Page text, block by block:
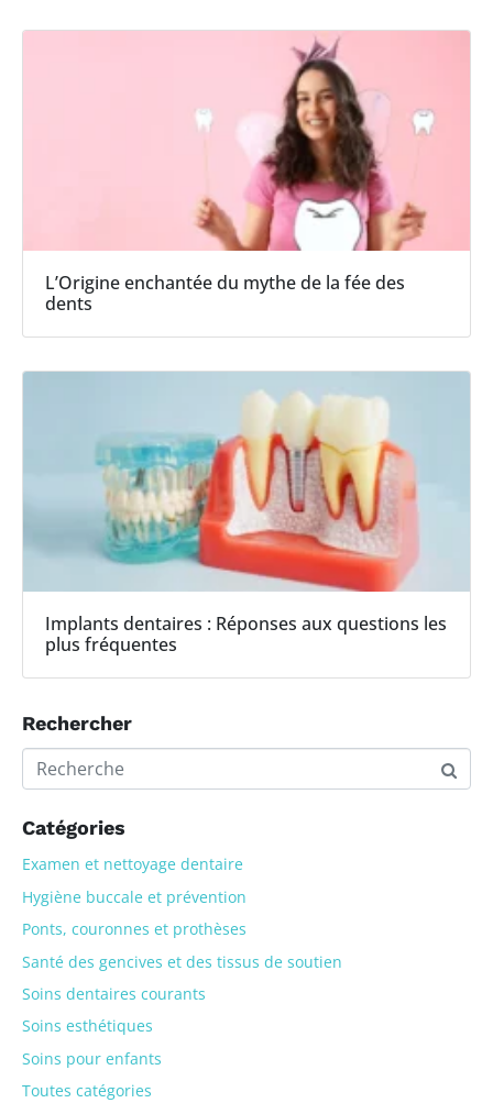
L’Origine enchantée du mythe de la fée des
dents
Implants dentaires : Réponses aux questions les
plus fréquentes
Rechercher
Catégories
Examen et nettoyage dentaire
Hygiène buccale et prévention
Ponts, couronnes et prothèses
Santé des gencives et des tissus de soutien
Soins dentaires courants
Soins esthétiques
Soins pour enfants
Toutes catégories